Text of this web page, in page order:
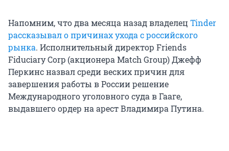
Напомним, что два месяца назад владелец Tinder
рассказывал о причинах ухода с российского
рынка. Исполнительный директор Friends
Fiduciary Corp (акционера Match Group) Джефф
Перкинс назвал среди веских причин для
завершения работы в России решение
Международного уголовного суда в Гааге,
выдавшего ордер на арест Владимира Путина.